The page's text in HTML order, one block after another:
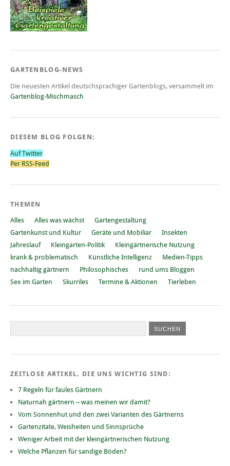
GARTENBLOG-NEWS
Die neuesten Artikel deutschsprachiger Gartenblogs, versammelt im
Gartenblog-Mischmasch
DIESEM BLOG FOLGEN:
Auf Twitter
Per RSS-Feed
THEMEN
Alles Alles was wächst
Gartengestaltung
Gartenkunst und Kultur
Geräte und Mobiliar
Insekten
Jahreslauf
Kleingarten-Politik
Kleingärtnerische Nutzung
krank & problematisch
Künstliche Intelligenz
Medien-Tipps
nachhaltig gärtnern
Philosophisches
rund ums Bloggen
Sex im Garten
Skurriles Termine & Aktionen Tierleben
ZEITLOSE ARTIKEL, DIE UNS WICHTIG SIND:
7 Regeln für faules Gärtnern
Naturnah gärtnern – was meinen wir damit?
Vom Sonnenhut und den zwei Varianten des Gärtnerns
Gartenzitate, Weisheiten und Sinnsprüche
Weniger Arbeit mit der kleingärtnerischen Nutzung
Welche Pflanzen für sandige Böden?